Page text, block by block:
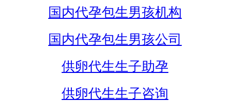
国内代孕包生男孩机构
国内代孕包生男孩公司
供卵代生生子助孕
供卵代生生子咨询